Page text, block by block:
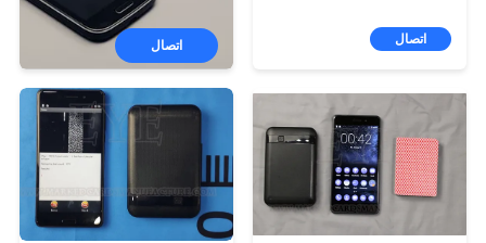
بنا
طلب
اقتباس
اتصال اتصال